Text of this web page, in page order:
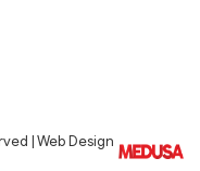
| Web Design